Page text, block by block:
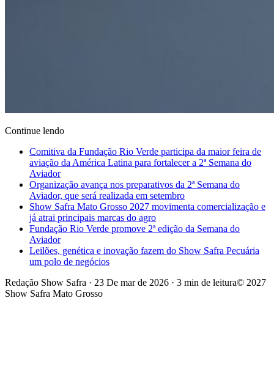
Continue lendo
Comitiva da Fundação Rio Verde participa da maior feira de
aviação da América Latina para fortalecer a 2ª Semana do
Aviador
Organização avança nos preparativos da 2ª Semana do
Aviador, que será realizada em setembro
Show Safra Mato Grosso 2027 movimenta comercialização e
já atrai principais marcas do agro
Fundação Rio Verde promove 2ª edição da Semana do
Aviador
Leilões, genética e inovação fazem do Show Safra Pecuária
um polo de negócios
Redação Show Safra · 23 De mar de 2026 · 3 min de leitura© 2027
Show Safra Mato Grosso